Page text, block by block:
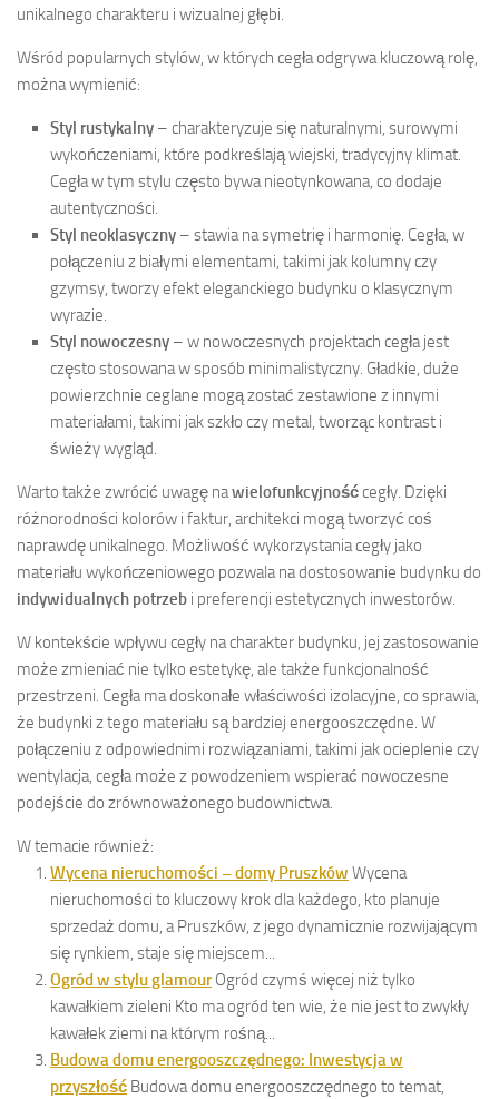
unikalnego charakteru i wizualnej głębi.
Wśród popularnych stylów, w których cegła odgrywa kluczową rolę,
można wymienić:
Styl rustykalny – charakteryzuje się naturalnymi, surowymi
wykończeniami, które podkreślają wiejski, tradycyjny klimat.
Cegła w tym stylu często bywa nieotynkowana, co dodaje
autentyczności.
Styl neoklasyczny – stawia na symetrię i harmonię. Cegła, w
połączeniu z białymi elementami, takimi jak kolumny czy
gzymsy, tworzy efekt eleganckiego budynku o klasycznym
wyrazie.
Styl nowoczesny – w nowoczesnych projektach cegła jest
często stosowana w sposób minimalistyczny. Gładkie, duże
powierzchnie ceglane mogą zostać zestawione z innymi
materiałami, takimi jak szkło czy metal, tworząc kontrast i
świeży wygląd.
Warto także zwrócić uwagę nawielofunkcyjnośćcegły. Dzięki
różnorodności kolorów i faktur, architekci mogą tworzyć coś
naprawdę unikalnego. Możliwość wykorzystania cegły jako
materiału wykończeniowego pozwala na dostosowanie budynku do
indywidualnych potrzeb i preferencji estetycznych inwestorów.
W kontekście wpływu cegły na charakter budynku, jej zastosowanie
może zmieniać nie tylko estetykę, ale także funkcjonalność
przestrzeni. Cegła ma doskonałe właściwości izolacyjne, co sprawia,
że budynki z tego materiału są bardziej energooszczędne. W
połączeniu z odpowiednimi rozwiązaniami, takimi jak ocieplenie czy
wentylacja, cegła może z powodzeniem wspierać nowoczesne
podejście do zrównoważonego budownictwa.
W temacie również:
Wycena nieruchomości – domy Pruszków Wycena
nieruchomości to kluczowy krok dla każdego, kto planuje
sprzedaż domu, a Pruszków, z jego dynamicznie rozwijającym
się rynkiem, staje się miejscem...
Ogród w stylu glamour Ogród czymś więcej niż tylko
kawałkiem zieleni Kto ma ogród ten wie, że nie jest to zwykły
kawałek ziemi na którym rośną...
Budowa domu energooszczędnego: Inwestycja w
przyszłość Budowa domu energooszczędnego to temat,